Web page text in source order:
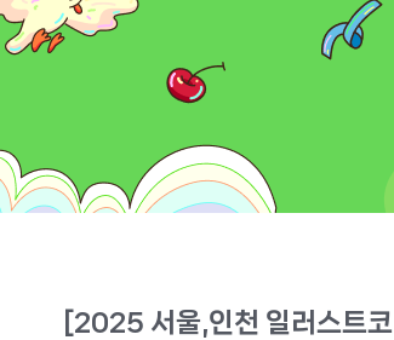
[2025 서울,인천 일러스트